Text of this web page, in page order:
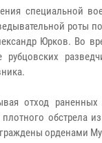
специальной
роты
Юрков. Во
рубцовских
отход раненных
плотного обстрела
орденами